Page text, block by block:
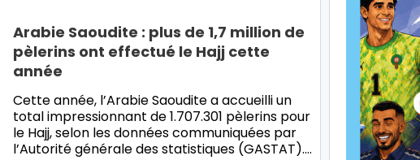
Arabie Saoudite : plus de 1,7 million de
pèlerins ont effectué le Hajj cette
année
Cette année, l’Arabie Saoudite a accueilli un
total impressionnant de 1.707.301 pèlerins pour
le Hajj, selon les données communiquées par
l’Autorité générale des statistiques (GASTAT).…